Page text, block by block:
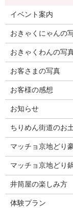
イベント案内
おきゃくにゃんの
おきゃくわんの写
お客さまの写真
お客様の感想
お知らせ
ちりめん街道のお
マッチョ京地どり
マッチョ京地どり
井筒屋の楽しみ方
体験プラン